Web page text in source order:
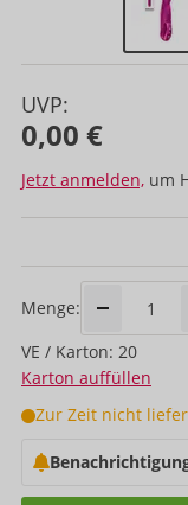
UVP:
0,00 €
Jetzt anmelden, um
Menge:
VE / Karton: 20
Karton auffüllen
Zur Zeit nicht